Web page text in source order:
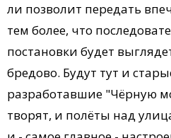
ли позволит передать
тем более, что
постановки будет
бредово. Будут тут и
разработавшие "Чёрную
творят, и полёты над